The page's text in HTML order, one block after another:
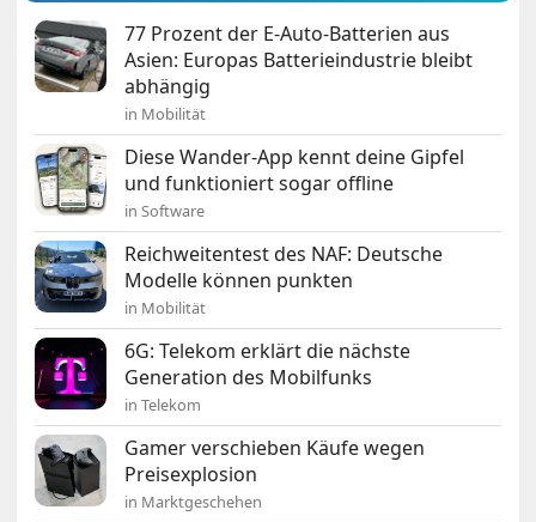
77 Prozent der E-Auto-Batterien aus
Asien: Europas Batterieindustrie bleibt
abhängig
in Mobilität
Diese Wander-App kennt deine Gipfel
und funktioniert sogar offline
in Software
Reichweitentest des NAF: Deutsche
Modelle können punkten
in Mobilität
6G: Telekom erklärt die nächste
Generation des Mobilfunks
in Telekom
Gamer verschieben Käufe wegen
Preisexplosion
in Marktgeschehen